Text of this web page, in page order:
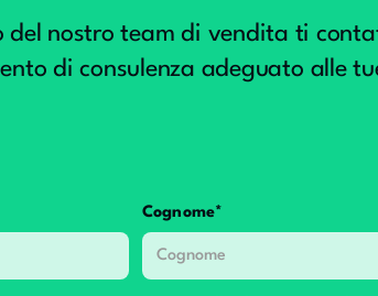
del nostro team di vendita ti
di consulenza adeguato alle
Cognome*